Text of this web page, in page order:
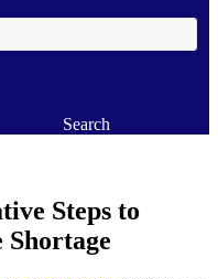
Search
Steps to
Shortage